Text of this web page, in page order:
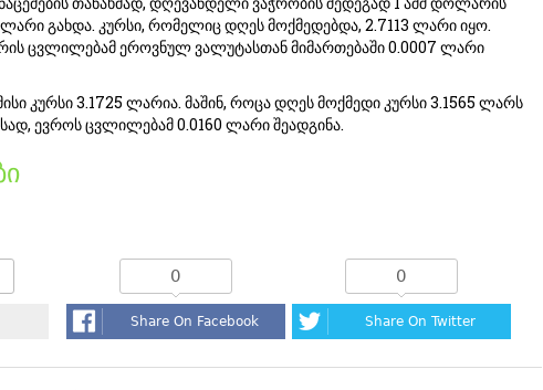
გახდა. კურსი, რომელიც დღეს მოქმედებდა, 2.7113 ლარი იყო.
ცვლილებამ ეროვნულ ვალუტასთან მიმართებაში 0.0007 ლარი
კურსი 3.1725 ლარია. მაშინ, როცა დღეს მოქმედი კურსი 3.1565 ლარს
ევროს ცვლილებამ 0.0160 ლარი შეადგინა.
0
Share On Facebook
0
Share On Twitter